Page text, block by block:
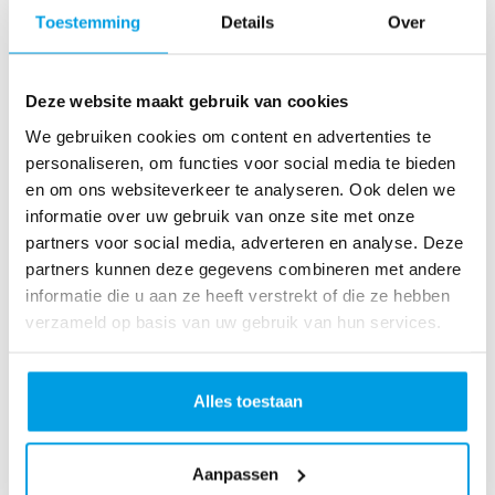
Toestemming Details Over
Deze website maakt gebruik van cookies
We gebruiken cookies om content en advertenties te
personaliseren, om functies voor social media te bieden
en om ons websiteverkeer te analyseren. Ook delen we
informatie over uw gebruik van onze site met onze
partners voor social media, adverteren en analyse. Deze
partners kunnen deze gegevens combineren met andere
informatie die u aan ze heeft verstrekt of die ze hebben
verzameld op basis van uw gebruik van hun services.
Alles toestaan
Aanpassen
as
R
u
n
L
o
ve
Li
fe
R
n
S
n
fo